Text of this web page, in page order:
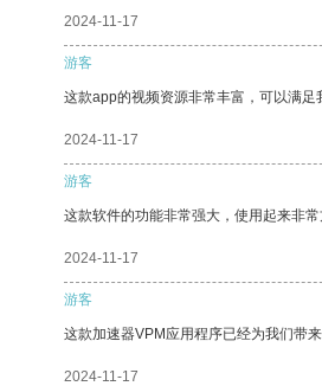
2024-11-17
游客
这款app的视频资源非常丰富，可以满足
2024-11-17
游客
这款软件的功能非常强大，使用起来非常
2024-11-17
游客
这款加速器VPM应用程序已经为我们带
2024-11-17